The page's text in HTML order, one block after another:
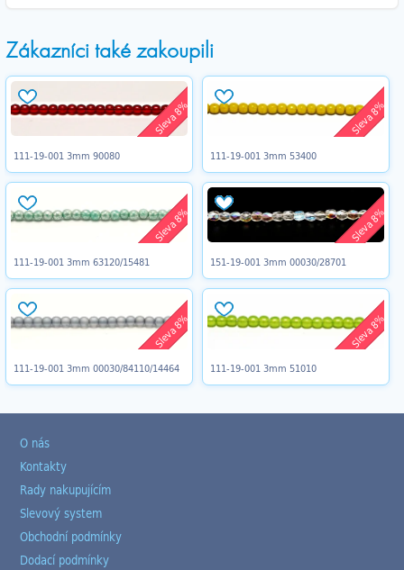
Zákazníci také zakoupili
Sleva 8%
111-19-001 3mm 90080
Sleva 8%
111-19-001 3mm 53400
Sleva 8%
111-19-001 3mm 63120/15481
Sleva 8%
151-19-001 3mm 00030/28701
Sleva 8%
111-19-001 3mm 00030/84110/14464
Sleva 8%
111-19-001 3mm 51010
O nás
Kontakty
Rady nakupujícím
Slevový system
Obchodní podmínky
Dodací podmínky